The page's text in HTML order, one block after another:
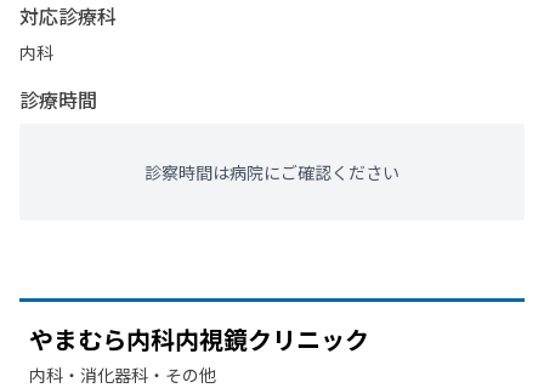
対応診療科
内科
診療時間
診察時間は病院にご確認ください
やまむら内科内視鏡クリニック
内科・​消化器科・​その他